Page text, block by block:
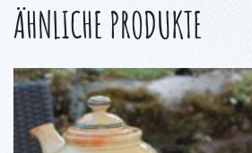
ÄHNLICHE PRODUKTE